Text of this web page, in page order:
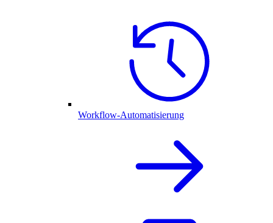
Workflow-Automatisierung